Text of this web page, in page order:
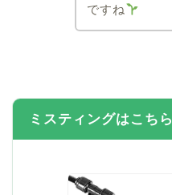
ですね
ミスティングはこちら